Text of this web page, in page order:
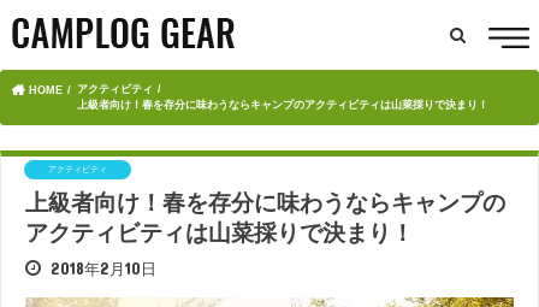
HOME
アクティビティ
上級者向け！春を存分に味わうならキャンプのアクティビティは山菜採りで決まり！
アクティビティ
上級者向け！春を存分に味わうならキャンプの
アクティビティは山菜採りで決まり！
2018年2月10日